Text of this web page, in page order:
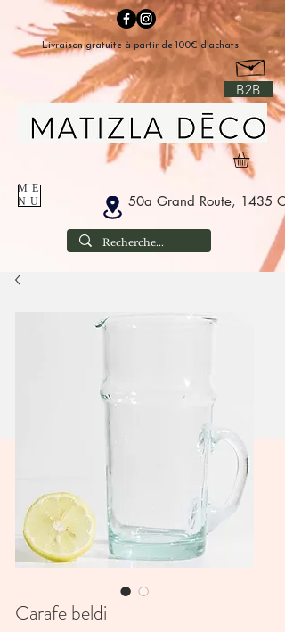
B2B
50a Grand Route, 1435
ME
NU
Livraison gratuite à partir de 100€ d'achats
Carafe beldi